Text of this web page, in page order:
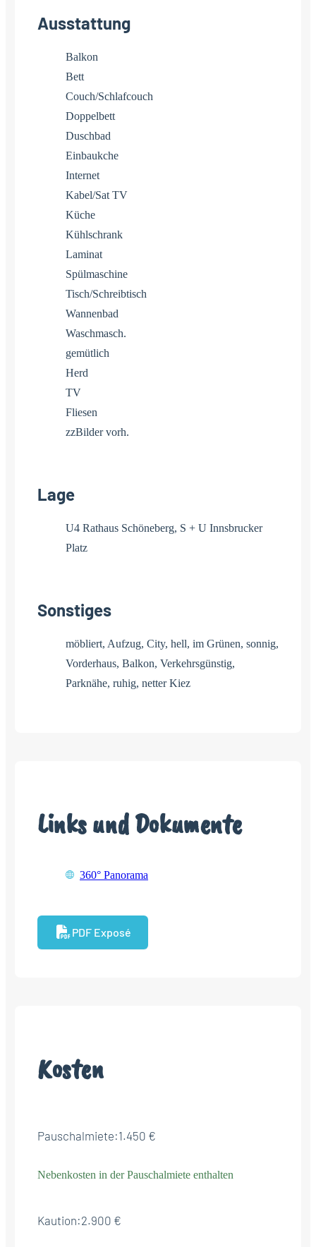
Ausstattung
Balkon
Bett
Couch/Schlafcouch
Doppelbett
Duschbad
Einbaukche
Internet
Kabel/Sat TV
Küche
Kühlschrank
Laminat
Spülmaschine
Tisch/Schreibtisch
Wannenbad
Waschmasch.
gemütlich
Herd
TV
Fliesen
zzBilder vorh.
Lage
U4 Rathaus Schöneberg, S + U Innsbrucker
Platz
Sonstiges
möbliert, Aufzug, City, hell, im Grünen, sonnig,
Vorderhaus, Balkon, Verkehrsgünstig,
Parknähe, ruhig, netter Kiez
Links und Dokumente
360° Panorama
PDF Exposé
Kosten
Pauschalmiete:1.450 €
Nebenkosten in der Pauschalmiete enthalten
Kaution:2.900 €